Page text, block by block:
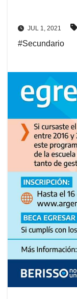
JUL 1, 2021
#Secundario